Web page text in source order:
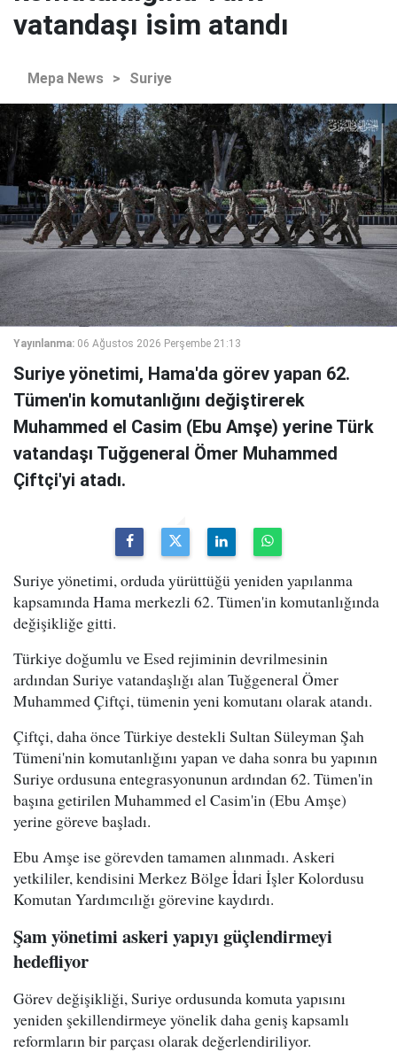
vatandaşı isim atandı
Mepa News > Suriye
Yayınlanma: 06 Ağustos 2026 Perşembe 21:13
Suriye yönetimi, Hama'da görev yapan 62.
Tümen'in komutanlığını değiştirerek
Muhammed el Casim (Ebu Amşe) yerine Türk
vatandaşı Tuğgeneral Ömer Muhammed
Çiftçi'yi atadı.
Suriye yönetimi, orduda yürüttüğü yeniden yapılanma
kapsamında Hama merkezli 62. Tümen'in komutanlığında
değişikliğe gitti.
Türkiye doğumlu ve Esed rejiminin devrilmesinin
ardından Suriye vatandaşlığı alan Tuğgeneral Ömer
Muhammed Çiftçi, tümenin yeni komutanı olarak atandı.
Çiftçi, daha önce Türkiye destekli Sultan Süleyman Şah
Tümeni'nin komutanlığını yapan ve daha sonra bu yapının
Suriye ordusuna entegrasyonunun ardından 62. Tümen'in
başına getirilen Muhammed el Casim'in (Ebu Amşe)
yerine göreve başladı.
Ebu Amşe ise görevden tamamen alınmadı. Askeri
yetkililer, kendisini Merkez Bölge İdari İşler Kolordusu
Komutan Yardımcılığı görevine kaydırdı.
Şam yönetimi askeri yapıyı güçlendirmeyi
hedefliyor
Görev değişikliği, Suriye ordusunda komuta yapısını
yeniden şekillendirmeye yönelik daha geniş kapsamlı
reformların bir parçası olarak değerlendiriliyor.